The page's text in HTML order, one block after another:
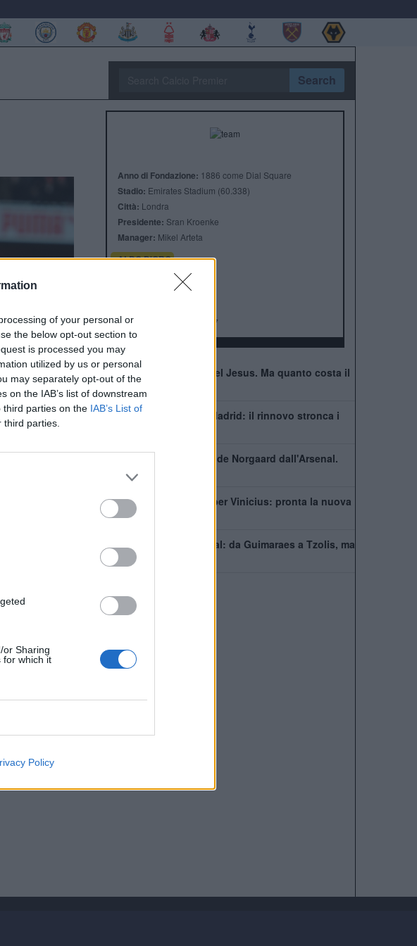
of your personal or
the below opt-out section to
is processed you may
utilized by us or personal
may separately opt-out of the
on the IAB’s list of downstream
third parties on the IAB’s List of
parties.
or Sharing
for which it
Policy
Search
di rinnovo del
fino al 2018 e
(16 passaggi
da Londra a
(CLICCA
Anno di Fondazione: 1886 come Dial Square
Stadio: Emirates Stadium (60.338)
Città: Londra
Presidente: Sran Kroenke
Manager: Mikel Arteta
ALBO D'ORO
Premier League: 13
FA Community Shield: 17
Il Napoli pensa a Gabriel Jesus. Ma quanto costa il
brasiliano?
Vinicius resta al Real Madrid: il rinnovo stronca i
Ufficiale. l'Everton prende Norgaard dall'Arsenal.
Cifre e dettagli
Il Real Madrid rilancia per Vinicius: pronta la nuova
offerta di rinnovo
Come giocherà l'Arsenal: da Guimaraes a Tzolis, ma
il blocco resta